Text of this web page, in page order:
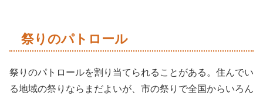
祭りのパトロール
祭りのパトロールを割り当てられることがある。住んでい
る地域の祭りならまだよいが、市の祭りで全国からいろん